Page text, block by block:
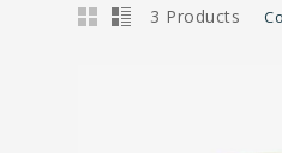
3 Products